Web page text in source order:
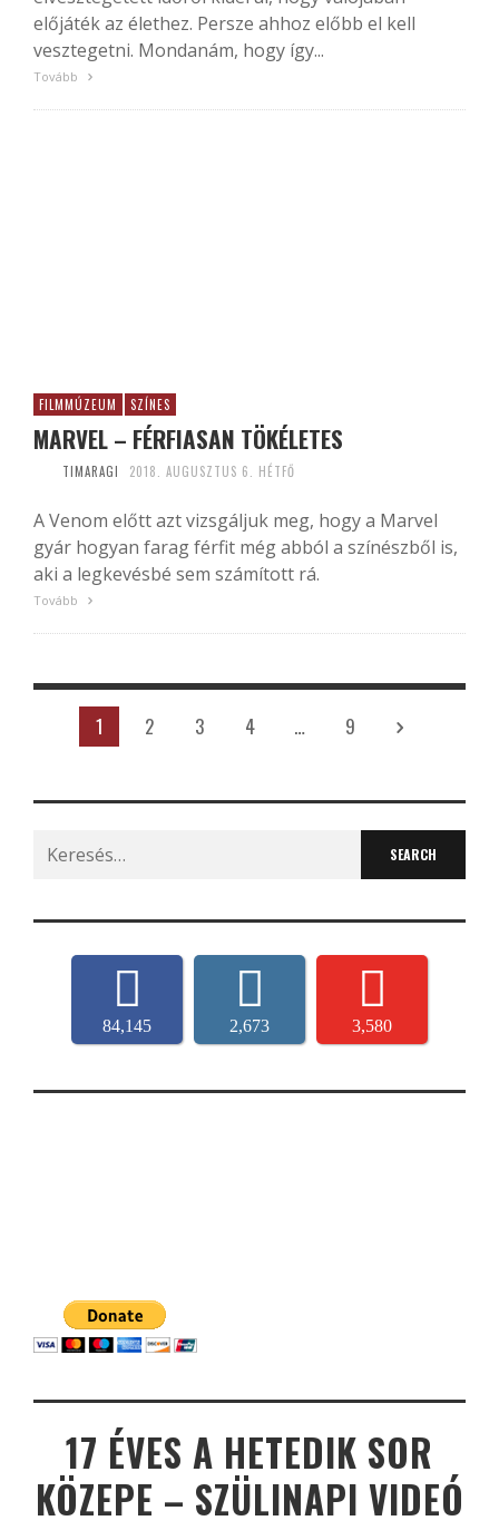
előjáték az élethez. Persze ahhoz előbb el kell
vesztegetni. Mondanám, hogy így...
Tovább
FILMMÚZEUM SZÍNES
MARVEL – FÉRFIASAN TÖKÉLETES
TIMARAGI 2018. AUGUSZTUS 6. HÉTFŐ
A Venom előtt azt vizsgáljuk meg, hogy a Marvel
gyár hogyan farag férfit még abból a színészből is,
aki a legkevésbé sem számított rá.
Tovább
1 2 3 4 … 9
Search
for:
84,145 2,673 3,580
17 ÉVES A HETEDIK SOR
KÖZEPE – SZÜLINAPI VIDEÓ